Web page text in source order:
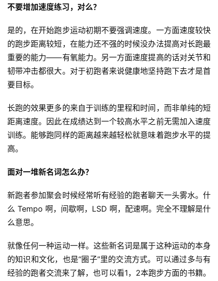
赛
观
装
备
不要增加速度练习，对么？
是的，在开始跑步运动初期不要强调速度。一方面速度较快
的跑步距离较短，在能力还不强的时候没办法提高对长跑最
重要的能力——有氧能力。另一方面速度提高的话对关节和
韧带冲击都很大。对于初跑者来说健康地坚持跑下去才是首
要目标。
长跑的效果更多的来自于训练的里程和时间，而非单纯的短
距离速度。因此在成绩达到一个较高水平之前无需加入速度
训练。能够跑同样的距离越来越轻松就意味着跑步水平的提
高。
面对一堆新名词怎么办？
新跑者参加聚会时候经常听有经验的跑者聊天一头雾水。什
么 Tempo 啊，间歇啊，LSD 啊，配速啊。完全不理解是什
么意思。
就像任何一种运动一样。这些新名词是属于这种运动的本身
的知识和文化，也是“圈子”里的交流方式。可以通过多与有
经验的跑者交流来了解，也可以看1，2本跑步方面的书籍。